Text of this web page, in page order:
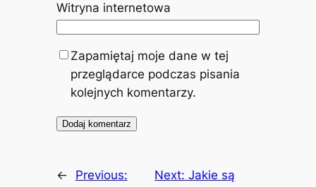
Witryna internetowa
Zapamiętaj moje dane w tej
przeglądarce podczas pisania
kolejnych komentarzy.
←
Previous:
Next:Jakie są